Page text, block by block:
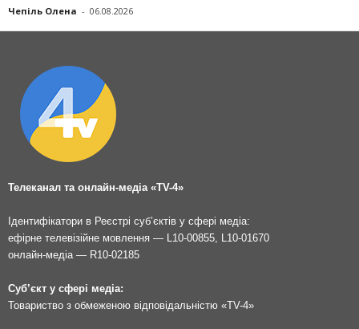
Чепіль Олена - 06.08.2026
Телеканал та онлайн-медіа «TV-4»
Ідентифікатори в Реєстрі суб’єктів у сфері медіа:
ефірне телевізійне мовлення — L10-00855, L10-01670
онлайн-медіа — R10-02185
Суб’єкт у сфері медіа:
Товариство з обмеженою відповідальністю «TV-4»